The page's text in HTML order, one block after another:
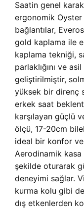
Saatin genel
ergonomik
bağlantılar,
gold kaplama ile
kaplama tekniği,
parlaklığını ve
geliştirilmiştir,
yüksek bir direnç
erkek saat
karşılayan güçlü
ölçü, 17-20cm
ideal bir konfor
Aerodinamik kasa
şekilde oturarak
deneyimi sağlar.
kurma kolu gibi
dış etkenlerden